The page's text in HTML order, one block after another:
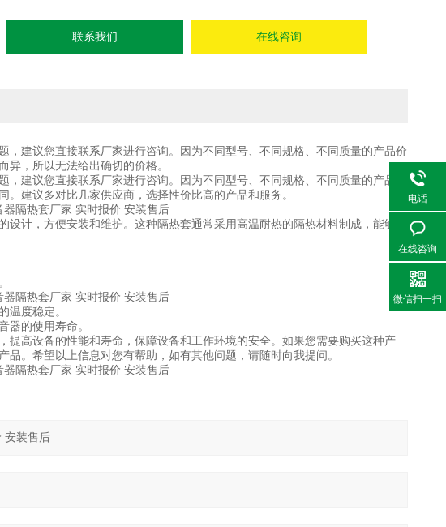
联系我们 在线咨询
建议您直接联系厂家进行咨询。因为不同型号、不同规格、不同质量的产品价
，所以无法给出确切的价格。
议您直接联系厂家进行咨询。因为不同型号、不同规格、不同质量的产品价
建议多对比几家供应商，选择性价比高的产品和服务。
，方便安装和维护。这种隔热套通常采用高温耐热的隔热材料制成，能够有
度稳定。
的使用寿命。
高设备的性能和寿命，保障设备和工作环境的安全。如果您需要购买这种产
。希望以上信息对您有帮助，如有其他问题，请随时向我提问。
电话
在线咨询
微信扫一扫